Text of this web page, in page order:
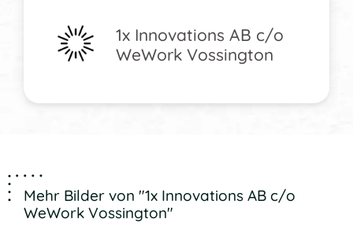
1x Innovations AB c/o
WeWork Vossington
Mehr Bilder von "1x Innovations AB c/o
WeWork Vossington"